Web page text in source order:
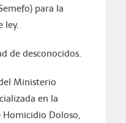
para la
ley.
de desconocidos.
Ministerio
en la
Doloso,